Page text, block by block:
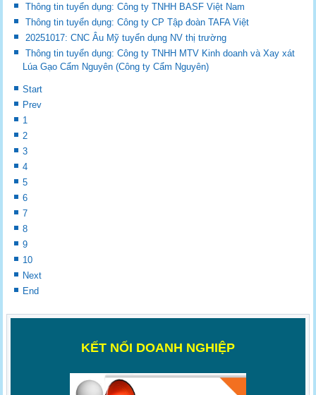
Thông tin tuyển dụng: Công ty TNHH BASF Việt Nam
Thông tin tuyển dụng: Công ty CP Tập đoàn TAFA Việt
20251017: CNC Âu Mỹ tuyển dụng NV thị trường
Thông tin tuyển dụng: Công ty TNHH MTV Kinh doanh và Xay xát
Lúa Gạo Cẩm Nguyên (Công ty Cẩm Nguyên)
Start
Prev
1
2
3
4
5
6
7
8
9
10
Next
End
KẾT NỐI DOANH NGHIỆP